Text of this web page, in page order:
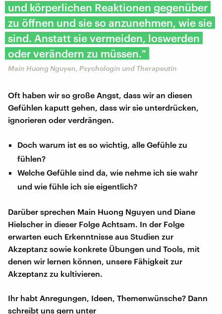
und körperlichen Reaktionen gegenüber
zu öffnen und sie so anzunehmen, wie sie
sind. Anstatt sie vermeiden, loswerden
oder verändern zu müssen."
Main Huong Nguyen, Psychologin und Therapeutin
Oft haben wir so große Angst, dass wir an diesen
Gefühlen kaputt gehen, dass wir sie unterdrücken,
ignorieren oder verdrängen.
Doch warum ist es so wichtig, alle Gefühle zu
fühlen?
Welche Gefühle sind da, wie nehme ich sie wahr
und wie fühle ich sie eigentlich?
Darüber sprechen Main Huong Nguyen und Diane
Hielscher in dieser Folge Achtsam. In der Folge
erwarten euch Erkenntnisse aus Studien zur
Akzeptanz sowie konkrete Übungen und Tools, mit
denen wir lernen können, unsere Fähigkeit zur
Akzeptanz zu kultivieren.
Ihr habt Anregungen, Ideen, Themenwünsche? Dann
schreibt uns gern unter